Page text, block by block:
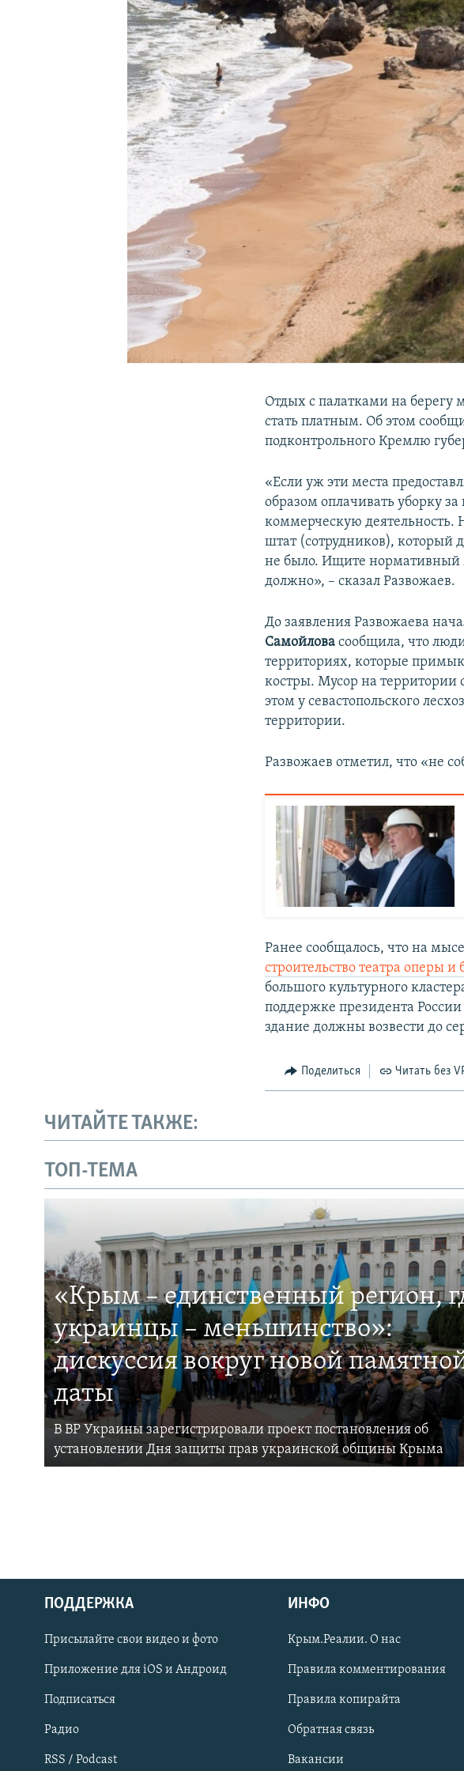
КРЫМ.НЕПОКОРЕННЫЙ
УКРАИНСКАЯ ПРОБЛЕМА КРЫМА
Українською
Qırımtatar
ПРИСОЕДИНЯЙТЕСЬ!
Отдых с палатками на берегу
стать платным. Об этом
подконтрольного Кремлю
«Если уж эти места
образом оплачивать уборку
коммерческую
штат (сотрудников), который
не было. Ищите нормативный
должно», – сказал Развожаев.
До заявления Развожаева
Самойлова сообщила, что
территориях, которые
костры. Мусор на территории
этом у севастопольского
территории.
Развожаев отметил, что «не
Ранее сообщалось, что на
строительство театра оперы и
большого культурного
поддержке президента
здание должны возвести до
Поделиться Читать без
ЧИТАЙТЕ ТАКЖЕ:
ТОП-ТЕМА
«Крым – единственный регион,
украинцы – меньшинство»:
дискуссия вокруг новой
даты
В ВР Украины зарегистрировали проект постановления об
установлении Дня защиты прав украинской общины Крыма
ПОДДЕРЖКА
Присылайте свои видео и фото
Приложение для iOS и Андроид
Подписаться
Радио
RSS / Podcast
ИНФО
Крым.Реалии. О нас
Правила комментирования
Правила копирайта
Обратная связь
Вакансии